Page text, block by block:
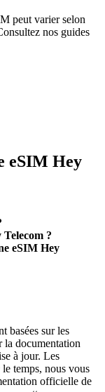
peut varier selon
nos guides
eSIM Hey
?
eSIM Hey
basées sur les
la documentation
à jour. Les
temps, nous vous
officielle de